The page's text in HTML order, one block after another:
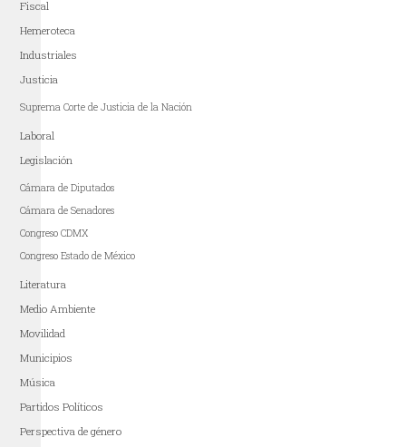
Fiscal
Hemeroteca
Industriales
Justicia
Suprema Corte de Justicia de la Nación
Laboral
Legislación
Cámara de Diputados
Cámara de Senadores
Congreso CDMX
Congreso Estado de México
Literatura
Medio Ambiente
Movilidad
Municipios
Música
Partidos Políticos
Perspectiva de género